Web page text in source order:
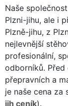
Naše
Plzni-jihu, ale i
Plzně-jihu, z
nejlevnější
profesionální,
odborníků. Před
přepravních a
je naše cena za
jih ceník).